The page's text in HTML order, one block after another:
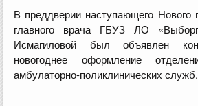
В преддверии наступающего Нового
главного врача ГБУЗ ЛО
Исмагиловой был объявлен
новогоднее оформление
амбулаторно-поликлинических служб.